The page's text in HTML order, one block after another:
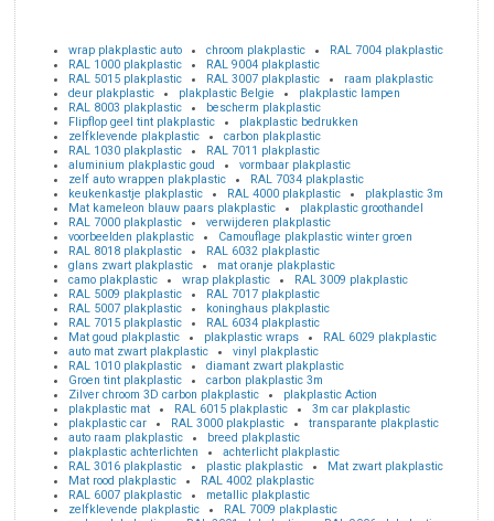
wrap plakplastic auto chroom plakplastic
RAL 7004 plakplastic
RAL 1000 plakplastic
RAL 9004 plakplastic
RAL 5015 plakplastic
RAL 3007 plakplastic
raam plakplastic
deur plakplastic
plakplastic Belgie
plakplastic lampen
RAL 8003 plakplastic
bescherm plakplastic
Flipflop geel tint plakplastic
plakplastic bedrukken
zelfklevende plakplastic
carbon plakplastic
RAL 1030 plakplastic
RAL 7011 plakplastic
aluminium plakplastic goud
vormbaar plakplastic
zelf auto wrappen plakplastic
RAL 7034 plakplastic
keukenkastje plakplastic
RAL 4000 plakplastic
plakplastic 3m
Mat kameleon blauw paars plakplastic
plakplastic groothandel
RAL 7000 plakplastic
verwijderen plakplastic
voorbeelden plakplastic
Camouflage plakplastic winter groen
RAL 8018 plakplastic
RAL 6032 plakplastic
glans zwart plakplastic
mat oranje plakplastic
camo plakplastic
wrap plakplastic
RAL 3009 plakplastic
RAL 5009 plakplastic
RAL 7017 plakplastic
RAL 5007 plakplastic
koninghaus plakplastic
RAL 7015 plakplastic
RAL 6034 plakplastic
Mat goud plakplastic
plakplastic wraps
RAL 6029 plakplastic
auto mat zwart plakplastic
vinyl plakplastic
RAL 1010 plakplastic
diamant zwart plakplastic
Groen tint plakplastic
carbon plakplastic 3m
Zilver chroom 3D carbon plakplastic
plakplastic Action
plakplastic mat
RAL 6015 plakplastic
3m car plakplastic
plakplastic car
RAL 3000 plakplastic
transparante plakplastic
auto raam plakplastic
breed plakplastic
plakplastic achterlichten
achterlicht plakplastic
RAL 3016 plakplastic
plastic plakplastic
Mat zwart plakplastic
Mat rood plakplastic
RAL 4002 plakplastic
RAL 6007 plakplastic
metallic plakplastic
zelfklevende plakplastic
RAL 7009 plakplastic